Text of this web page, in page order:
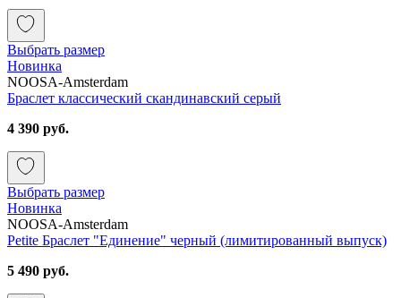
Выбрать размер
Новинка
NOOSA-Amsterdam
Браслет классический скандинавский серый
4 390 руб.
Выбрать размер
Новинка
NOOSA-Amsterdam
Petite Браслет "Единение" черный (лимитированный выпуск)
5 490 руб.